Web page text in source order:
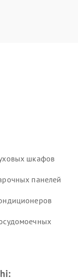
шкафов
панелей